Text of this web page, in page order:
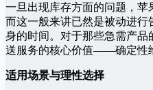
一旦出现库存方面的问题，
而这一般来讲已然是被动进行
身的时间。对于那些急需产
送服务的核心价值——确定性
适用场景与理性选择